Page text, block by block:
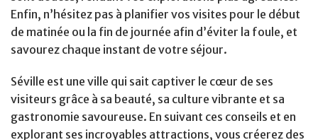
Enfin, n’hésitez pas à planifier vos visites pour le début
de matinée ou la fin de journée afin d’éviter la foule, et
savourez chaque instant de votre séjour.
Séville est une ville qui sait captiver le cœur de ses
visiteurs grâce à sa beauté, sa culture vibrante et sa
gastronomie savoureuse. En suivant ces conseils et en
explorant ses incroyables attractions, vous créerez des